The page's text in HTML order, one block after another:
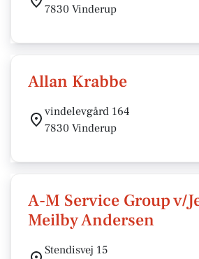
7830 Vinderup
Allan Krabbe
vindelevgård 164
7830 Vinderup
A-M Service Group v/
Meilby Andersen
Stendisvej 15